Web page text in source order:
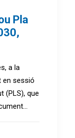
Pla
a la
en sessió
(PLS), que